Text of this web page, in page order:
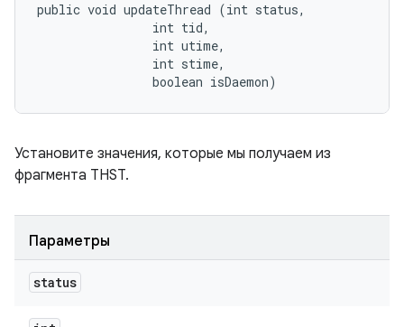
public void updateThread (int status,
                int tid,
                int utime,
                int stime,
                boolean isDaemon)
Установите значения, которые мы получаем из
фрагмента THST.
Параметры
status